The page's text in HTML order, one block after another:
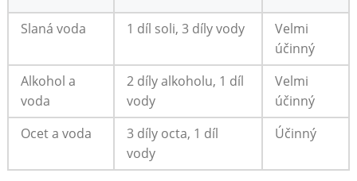
Slaná​ voda 1 díl‌ soli, 3 díly vody
Velmi
účinný
Alkohol a
voda
2 díly‍ alkoholu, 1 díl
vody
Velmi
účinný
Ocet a​ voda
3 díly octa, 1 díl
vody
Účinný